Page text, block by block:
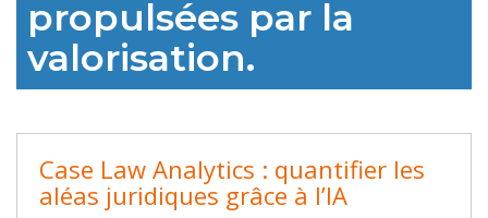
propulsées par la
valorisation.
Case Law Analytics : quantifier les
aléas juridiques grâce à l’IA